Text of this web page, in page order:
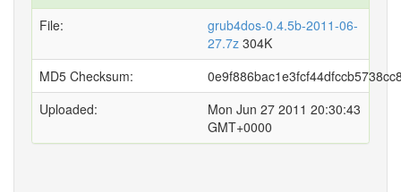
File:
grub4dos-0.4.5b-2011-06-
27.7z 304K
MD5 Checksum:
Uploaded:
Mon Jun 27 2011 20:30:43
GMT+0000